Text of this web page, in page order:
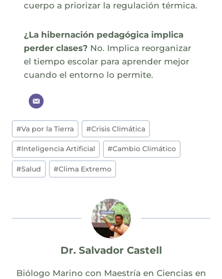
cuerpo a priorizar la regulación térmica.
¿La hibernación pedagógica implica
perder clases? No. Implica reorganizar
el tiempo escolar para aprender mejor
cuando el entorno lo permite.
Post
Tags:
#Va por la Tierra #Crisis Climática
#Inteligencia Artificial #Cambio Climático
#Salud #Clima Extremo
Dr. Salvador Castell
Biólogo Marino con Maestría en Ciencias en